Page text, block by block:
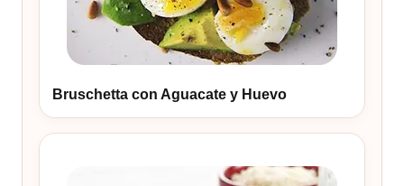
Bruschetta con Aguacate y Huevo